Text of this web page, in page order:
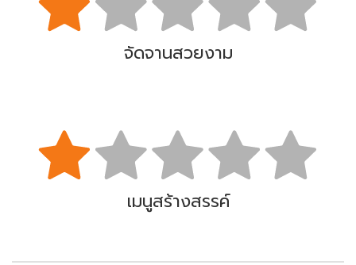
จัดจานสวยงาม
เมนูสร้างสรรค์